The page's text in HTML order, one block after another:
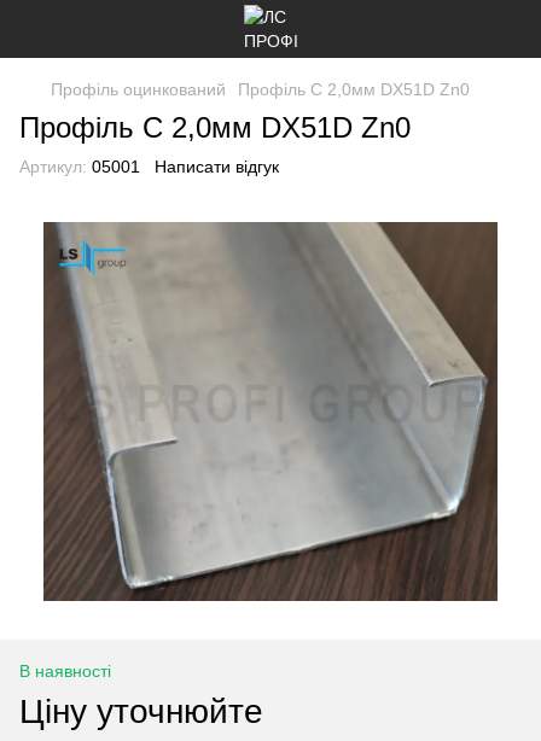
Профіль оцинкований Профіль C 2,0мм DX51D Zn0
Профіль C 2,0мм DX51D Zn0
Артикул: 05001 Написати відгук
В наявності
Ціну уточнюйте